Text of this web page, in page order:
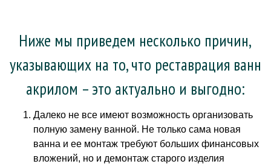
Ниже мы приведем несколько причин,
указывающих на то, что реставрация ванн
акрилом – это актуально и выгодно:
Далеко не все имеют возможность организовать
полную замену ванной. Не только сама новая
ванна и ее монтаж требуют больших финансовых
вложений, но и демонтаж старого изделия